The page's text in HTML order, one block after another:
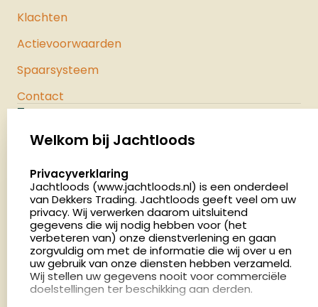
Klachten
Actievoorwaarden
Spaarsysteem
Contact
Palenrij 1
Nederland
4.8
2886 beoordelingen
Openingstijden
Dinsdag en donderdag: 13:00 - 17:00 én 18:00 - 21:00
uur
Welkom bij Jachtloods
select language
Privacyverklaring
Jachtloods (www.jachtloods.nl) is een onderdeel
van Dekkers Trading. Jachtloods geeft veel om uw
privacy. Wij verwerken daarom uitsluitend
gegevens die wij nodig hebben voor (het
verbeteren van) onze dienstverlening en gaan
zorgvuldig om met de informatie die wij over u en
uw gebruik van onze diensten hebben verzameld.
Wij stellen uw gegevens nooit voor commerciële
doelstellingen ter beschikking aan derden.